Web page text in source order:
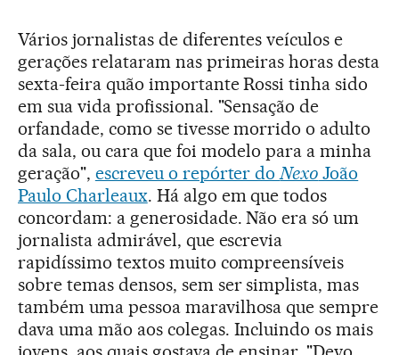
Vários jornalistas de diferentes veículos e
gerações relataram nas primeiras horas desta
sexta-feira quão importante Rossi tinha sido
em sua vida profissional. "Sensação de
orfandade, como se tivesse morrido o adulto
da sala, ou cara que foi modelo para a minha
geração", escreveu o repórter doNexo João
Paulo Charleaux. Há algo em que todos
concordam: a generosidade. Não era só um
jornalista admirável, que escrevia
rapidíssimo textos muito compreensíveis
sobre temas densos, sem ser simplista, mas
também uma pessoa maravilhosa que sempre
dava uma mão aos colegas. Incluindo os mais